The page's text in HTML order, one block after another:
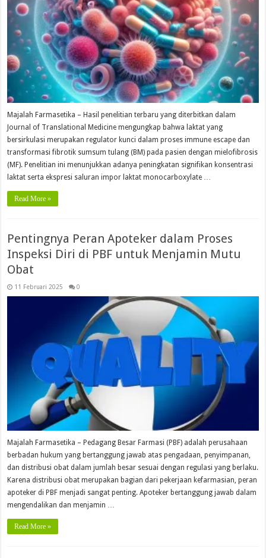
Majalah Farmasetika – Hasil penelitian terbaru yang diterbitkan dalam
Journal of Translational Medicine mengungkap bahwa laktat yang
bersirkulasi merupakan regulator kunci dalam proses immune escape dan
transformasi fibrotik sumsum tulang (BM) pada pasien dengan mielofibrosis
(MF). Penelitian ini menunjukkan adanya peningkatan signifikan konsentrasi
laktat serta ekspresi saluran impor laktat monocarboxylate …
Read More »
Pentingnya Peran Apoteker dalam Proses
Inspeksi Diri di PBF untuk Menjamin Mutu
Obat
11 Februari 2025 0
Majalah Farmasetika – Pedagang Besar Farmasi (PBF) adalah perusahaan
berbadan hukum yang bertanggung jawab atas pengadaan, penyimpanan,
dan distribusi obat dalam jumlah besar sesuai dengan regulasi yang berlaku.
Karena distribusi obat merupakan bagian dari pekerjaan kefarmasian, peran
apoteker di PBF menjadi sangat penting. Apoteker bertanggung jawab dalam
mengendalikan dan menjamin …
Read More »